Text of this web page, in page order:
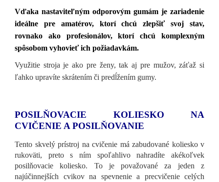
Vďaka nastaviteľným odporovým gumám je zariadenie
ideálne pre amatérov, ktorí chcú zlepšiť svoj stav,
rovnako ako profesionálov, ktorí chcú komplexným
spôsobom vyhovieť ich požiadavkám.
Využitie stroja je ako pre ženy, tak aj pre mužov, záťaž si
ľahko upravíte skrátením či predĺžením gumy.
POSILŇOVACIE KOLIESKO NA
CVIČENIE A POSILŇOVANIE
Tento skvelý prístroj na cvičenie má zabudované koliesko v
rukoväti, preto s ním spoľahlivo nahradíte akékoľvek
posilňovacie koliesko. To je považované za jeden z
najúčinnejších cvikov na spevnenie a precvičenie celých